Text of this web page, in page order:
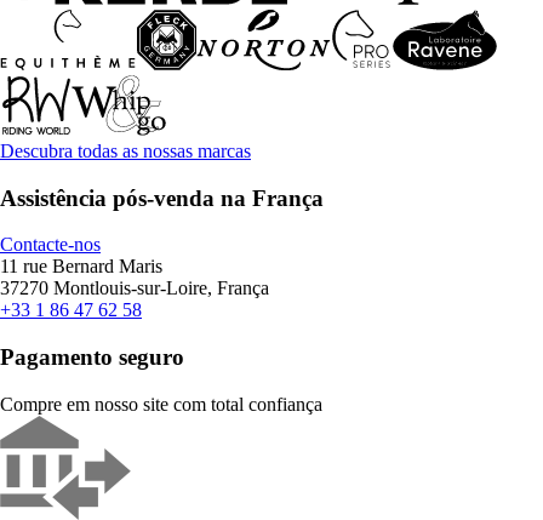
Descubra todas as nossas marcas
Assistência pós-venda na França
Contacte-nos
11 rue Bernard Maris
37270 Montlouis-sur-Loire, França
+33 1 86 47 62 58
Pagamento seguro
Compre em nosso site com total confiança